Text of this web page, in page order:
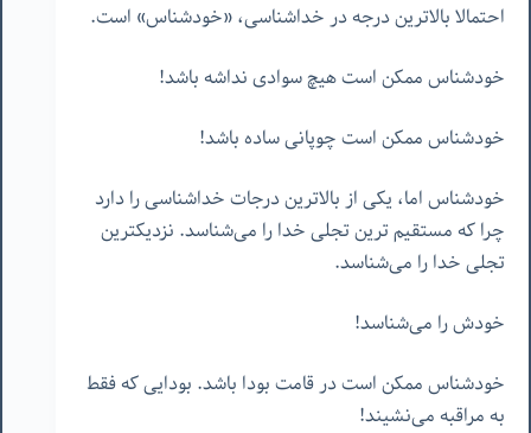
احتمالا بالاترین درجه در خداشناسی، «خودشناس» است.
خودشناس ممکن است هیچ سوادی نداشه باشد!
خودشناس ممکن است چوپانی ساده باشد!
خودشناس اما، یکی از بالاترین درجات خداشناسی را دارد
چرا که مستقیم ترین تجلی خدا را می‌شناسد. نزدیکترین
تجلی خدا را می‌شناسد.
خودش را می‌شناسد!
خودشناس ممکن است در قامت بودا باشد. بودایی که فقط
به مراقبه می‌نشیند!